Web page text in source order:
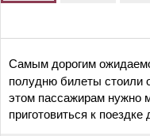
Самым дорогим
полудню билеты стоили
этом пассажирам нужно
приготовиться к